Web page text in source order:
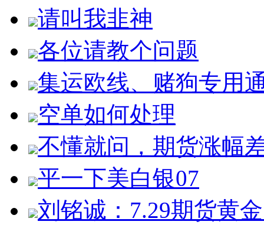
请叫我韭神
各位请教个问题
集运欧线、赌狗专用
空单如何处理
不懂就问，期货涨幅
平一下美白银07
刘铭诚：7.29期货黄